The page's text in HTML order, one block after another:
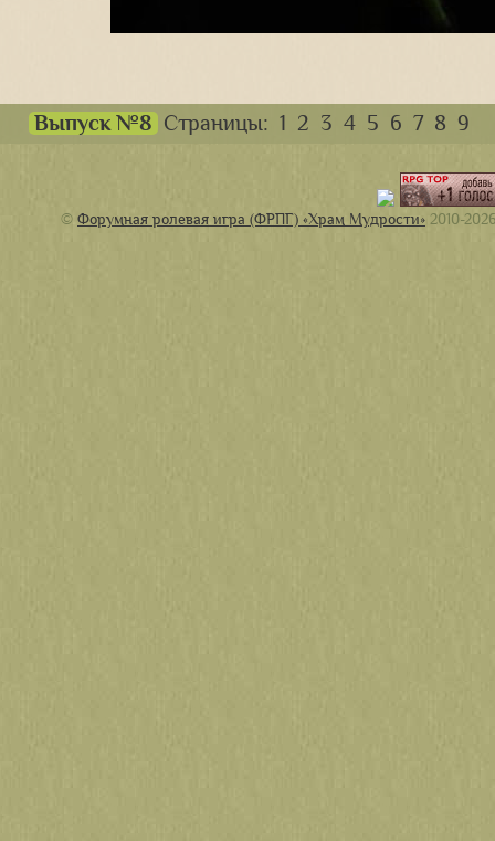
Выпуск №8 Страницы: 1 2 3 4 5 6 7 8 9
© Форумная ролевая игра (ФРПГ) «Храм Мудрости» 2010-